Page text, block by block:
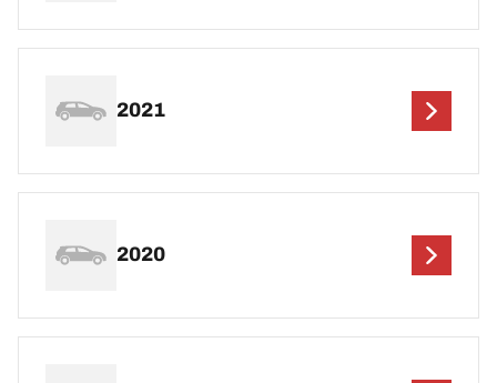
2021
2020